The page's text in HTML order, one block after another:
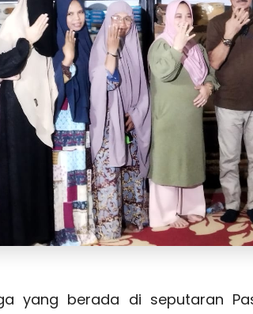
yang berada di seputaran